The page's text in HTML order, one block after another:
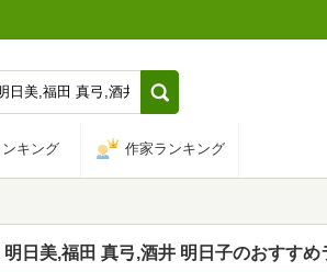
キング 作家ランキング
明日美,福田 真弓,酒井 明日子のおすすめ